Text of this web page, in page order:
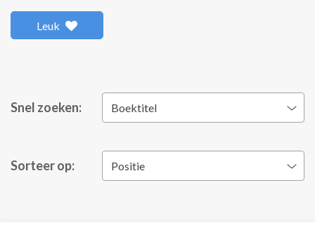
Leuk
Snel zoeken: Boektitel
Sorteer op: Positie